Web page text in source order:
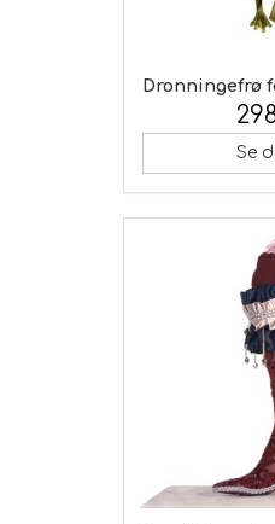
Dronningefrø
Se